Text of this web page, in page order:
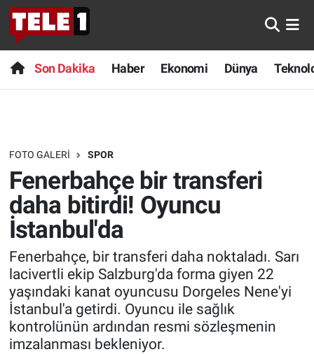
Son Dakika Haber Ekonomi Dünya
FOTO GALERI SPOR
Fenerbahçe bir transferi
daha bitirdi! Oyuncu
İstanbul'da
Fenerbahçe, bir transferi daha noktaladı. Sarı
lacivertli ekip Salzburg'da forma giyen 22
yaşındaki kanat oyuncusu Dorgeles Nene'yi
İstanbul'a getirdi. Oyuncu ile sağlık
kontrolünün ardından resmi sözleşmenin
imzalanması bekleniyor.
Anında Manşet
Başka Sohbetler
Bilim turu
Bilim ve Teknoloji Evreni
Doğa Konuşuyor
Dünya
Ege Saati
Ege'den Esintiler
Son Dakika
Haber
Dünya
Teknoloji
Sağlık
Spor
Yayın Akışı
İletişim
Nöbetçi Eczaneler
Hava Durumu
Trafik Durumu
Süper Lig Puan Durumu ve Fikstür
Tüm Manşetler
Son Dakika Haberleri
Haber Arşivi